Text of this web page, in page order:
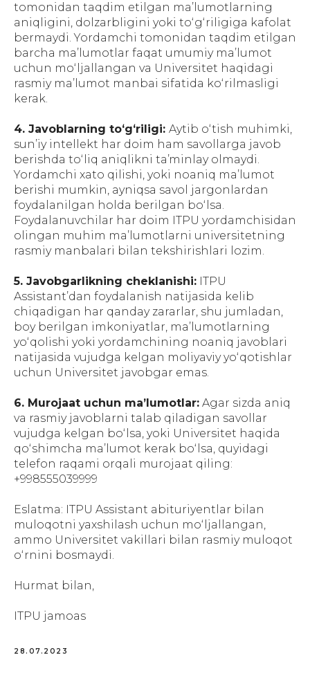
tomonidan taqdim etilgan maʼlumotlarning
aniqligini, dolzarbligini yoki toʻgʻriligiga kafolat
bermaydi. Yordamchi tomonidan taqdim etilgan
barcha maʼlumotlar faqat umumiy maʼlumot
uchun moʻljallangan va Universitet haqidagi
rasmiy maʼlumot manbai sifatida koʻrilmasligi
kerak.
4. Javoblarning toʻgʻriligi: Aytib oʻtish muhimki,
sunʼiy intellekt har doim ham savollarga javob
berishda toʻliq aniqlikni taʼminlay olmaydi.
Yordamchi xato qilishi, yoki noaniq maʼlumot
berishi mumkin, ayniqsa savol jargonlardan
foydalanilgan holda berilgan boʻlsa.
Foydalanuvchilar har doim ITPU yordamchisidan
olingan muhim maʼlumotlarni universitetning
rasmiy manbalari bilan tekshirishlari lozim.
5. Javobgarlikning cheklanishi: ITPU
Assistantʼdan foydalanish natijasida kelib
chiqadigan har qanday zararlar, shu jumladan,
boy berilgan imkoniyatlar, maʼlumotlarning
yoʻqolishi yoki yordamchining noaniq javoblari
natijasida vujudga kelgan moliyaviy yoʻqotishlar
uchun Universitet javobgar emas.
6. Murojaat uchun maʼlumotlar: Agar sizda aniq
va rasmiy javoblarni talab qiladigan savollar
vujudga kelgan boʻlsa, yoki Universitet haqida
qoʻshimcha maʼlumot kerak boʻlsa, quyidagi
telefon raqami orqali murojaat qiling:
+998555039999
Eslatma: ITPU Assistant abituriyentlar bilan
muloqotni yaxshilash uchun moʻljallangan,
ammo Universitet vakillari bilan rasmiy muloqot
oʻrnini bosmaydi.
Hurmat bilan,
ITPU jamoas
28.07.2023